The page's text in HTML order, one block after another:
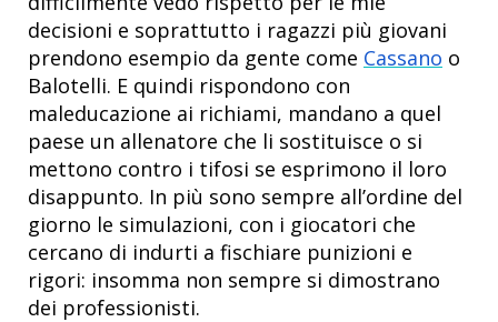
decisioni e soprattutto i ragazzi più giovani
prendono esempio da gente come Cassano o
Balotelli. E quindi rispondono con
maleducazione ai richiami, mandano a quel
paese un allenatore che li sostituisce o si
mettono contro i tifosi se esprimono il loro
disappunto. In più sono sempre all’ordine del
giorno le simulazioni, con i giocatori che
cercano di indurti a fischiare punizioni e
rigori: insomma non sempre si dimostrano
dei professionisti.